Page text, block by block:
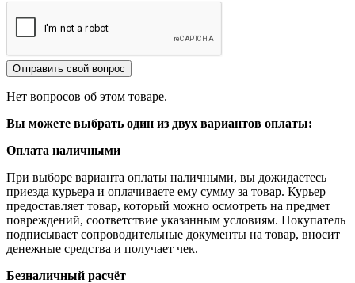
Отправить свой вопрос
Нет вопросов об этом товаре.
Вы можете выбрать один из двух вариантов оплаты:
Оплата наличными
При выборе варианта оплаты наличными, вы дожидаетесь
приезда курьера и оплачиваете ему сумму за товар. Курьер
предоставляет товар, который можно осмотреть на предмет
повреждений, соответствие указанным условиям. Покупатель
подписывает сопроводительные документы на товар, вносит
денежные средства и получает чек.
Безналичный расчёт